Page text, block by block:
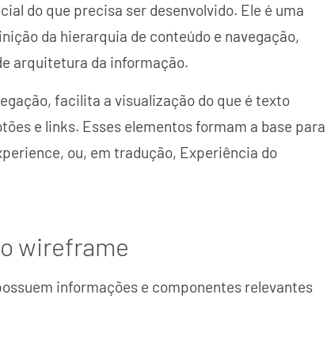
do que precisa ser desenvolvido. Ele é uma
da hierarquia de conteúdo e navegação,
arquitetura da informação.
facilita a visualização do que é texto
e links. Esses elementos formam a base para
ou, em tradução, Experiência do
wireframe
informações e componentes relevantes